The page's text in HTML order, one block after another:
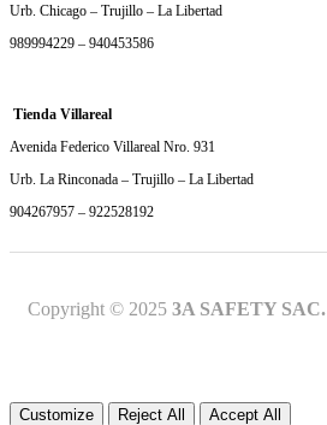
Urb. Chicago – Trujillo – La Libertad
989994229 – 940453586
Tienda Villareal
Avenida Federico Villareal Nro. 931
Urb. La Rinconada – Trujillo – La Libertad
904267957 – 922528192
Copyright © 2025 3A SAFETY SAC.
Customize Reject All Accept All